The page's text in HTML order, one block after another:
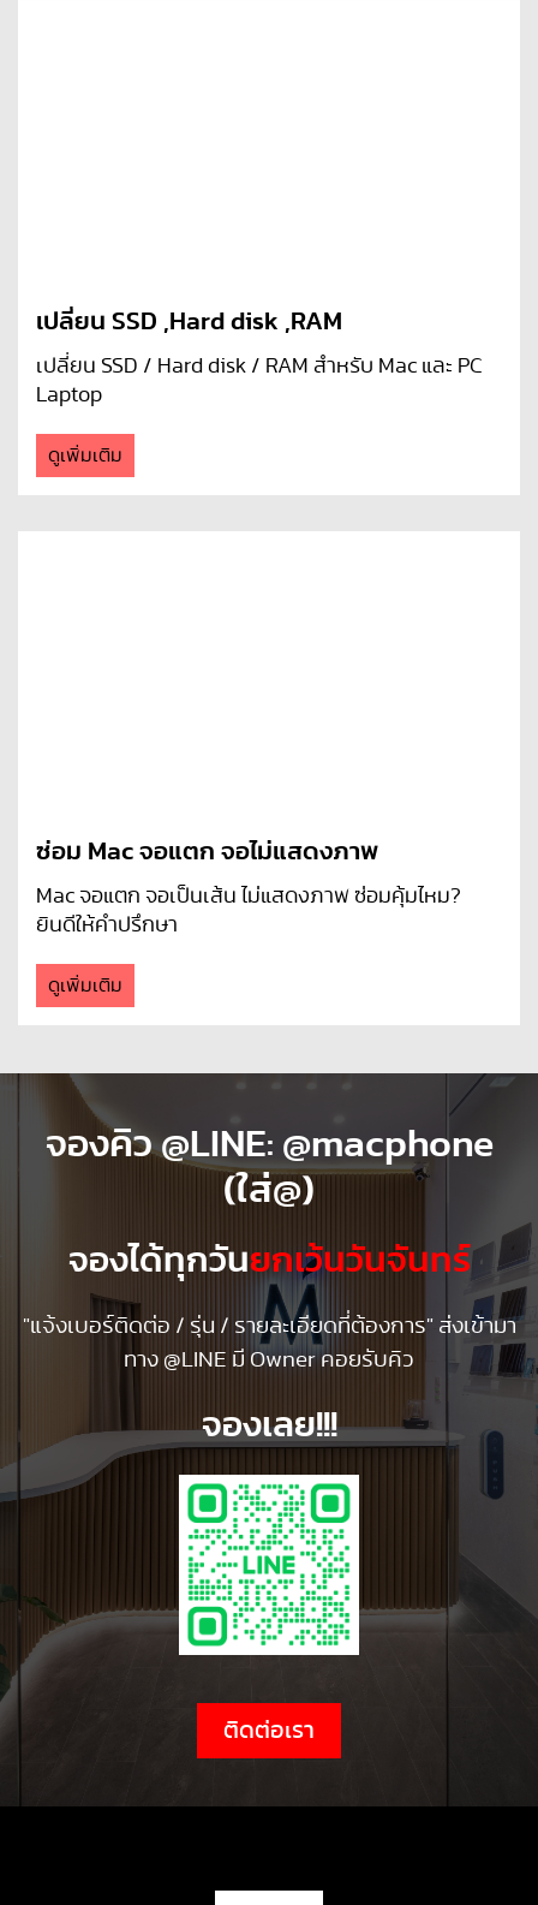
เปลี่ยน SSD ,Hard disk ,RAM
เปลี่ยน SSD / Hard disk / RAM สำหรับ Mac และ PC
Laptop
ดูเพิ่มเติม
ซ่อม Mac จอแตก จอไม่แสดงภาพ
Mac จอแตก จอเป็นเส้น ไม่แสดงภาพ ซ่อมคุ้มไหม?
ยินดีให้คำปรึกษา
ดูเพิ่มเติม
จองคิว @LINE: @macphone
(ใส่@)
จองได้ทุกวันยกเว้นวันจันทร์
"แจ้งเบอร์ติดต่อ / รุ่น / รายละเอียดที่ต้องการ" ส่งเข้ามา
ทาง @LINE มี Owner คอยรับคิว
จองเลย!!!
ติดต่อเรา